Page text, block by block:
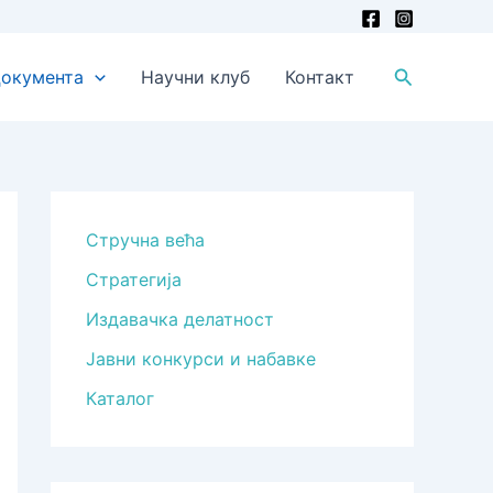
Научни клуб Контакт Претрага
Стручна већа
Стратегија
Издавачка делатност
Јавни конкурси и набавке
Каталог